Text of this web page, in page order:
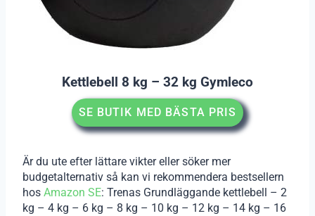
Kettlebell 8 kg – 32 kg Gymleco
SE BUTIK MED BÄSTA PRIS
Är du ute efter lättare vikter eller söker mer
budgetalternativ så kan vi rekommendera bestsellern
hos Amazon SE: Trenas Grundläggande kettlebell – 2
kg – 4 kg – 6 kg – 8 kg – 10 kg – 12 kg – 14 kg – 16